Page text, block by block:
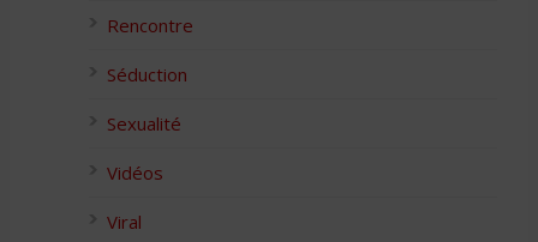
Rencontre
Séduction
Sexualité
Vidéos
Viral